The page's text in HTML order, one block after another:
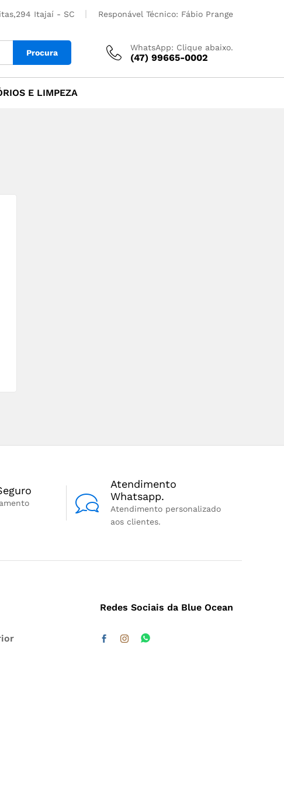
Itajaí - SC Responável Técnico: Fábio Prange
Procura
WhatsApp: Clique abaixo.
(47) 99665-0002
E LIMPEZA
Atendimento
Whatsapp.
Atendimento personalizado
aos clientes.
Redes Sociais da Blue Ocean